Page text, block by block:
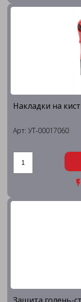
Накладки на
Арт: УТ-00017060